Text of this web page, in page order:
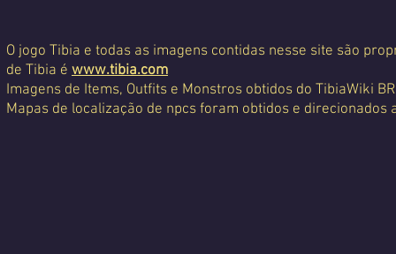
O jogo Tibia e todas as imagens contidas nesse site são
de Tibia é www.tibia.com
Imagens de Items, Outfits e Monstros obtidos do TibiaWiki
Mapas de localização de npcs foram obtidos e direcionados